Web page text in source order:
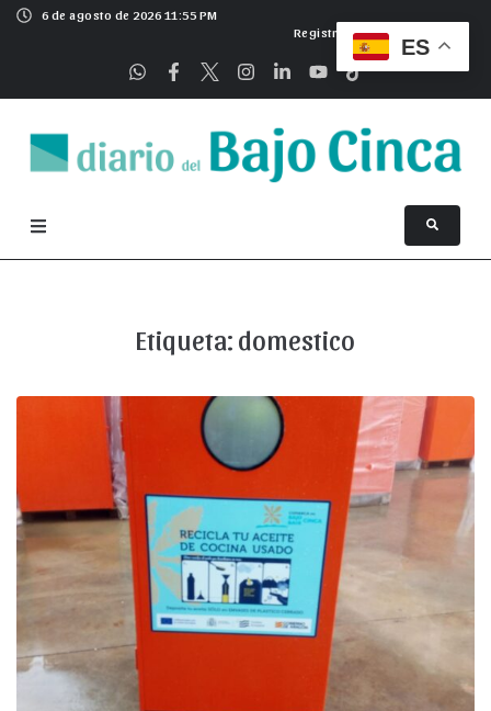
6 de agosto de 2026 11:55 PM
Registrarse
Etiqueta: domestico
ES